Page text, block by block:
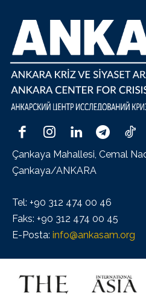
Çankaya Mahallesi, Cemal
Çankaya/ANKARA
Tel: +90 312 474 00 46
Faks: +90 312 474 00 45
E-Posta: info@ankasam.org